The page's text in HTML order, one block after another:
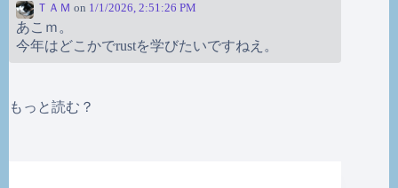
ＴＡＭ on 1/1/2026, 2:51:26 PM
あこｍ。
今年はどこかでrustを学びたいですねえ。
もっと読む？